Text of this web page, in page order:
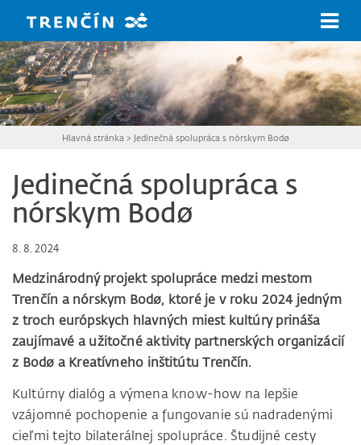
Hlavná stránka > Jedinečná spolupráca s nórskym Bodø
Jedinečná spolupráca s
nórskym Bodø
8. 8. 2024
Medzinárodný projekt spolupráce medzi mestom
Trenčín a nórskym Bodø, ktoré je v roku 2024 jedným
z troch európskych hlavných miest kultúry prináša
zaujímavé a užitočné aktivity partnerských organizácií
z Bodø a Kreatívneho inštitútu Trenčín.
Kultúrny dialóg a výmena know-how na lepšie
vzájomné pochopenie a fungovanie sú nadradenými
cieľmi tejto bilaterálnej spolupráce. Študijné cesty